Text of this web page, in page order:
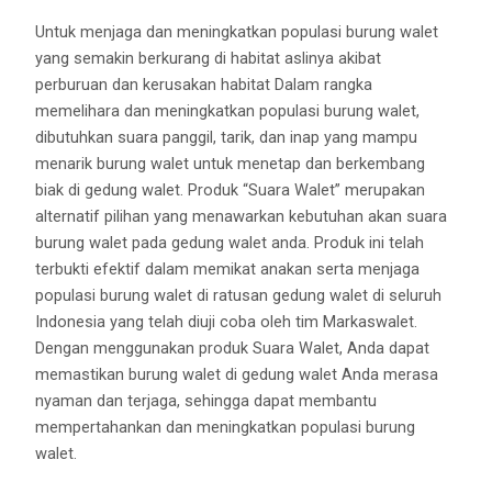
Untuk menjaga dan meningkatkan populasi burung walet
yang semakin berkurang di habitat aslinya akibat
perburuan dan kerusakan habitat Dalam rangka
memelihara dan meningkatkan populasi burung walet,
dibutuhkan suara panggil, tarik, dan inap yang mampu
menarik burung walet untuk menetap dan berkembang
biak di gedung walet. Produk “Suara Walet” merupakan
alternatif pilihan yang menawarkan kebutuhan akan suara
burung walet pada gedung walet anda. Produk ini telah
terbukti efektif dalam memikat anakan serta menjaga
populasi burung walet di ratusan gedung walet di seluruh
Indonesia yang telah diuji coba oleh tim Markaswalet.
Dengan menggunakan produk Suara Walet, Anda dapat
memastikan burung walet di gedung walet Anda merasa
nyaman dan terjaga, sehingga dapat membantu
mempertahankan dan meningkatkan populasi burung
walet.